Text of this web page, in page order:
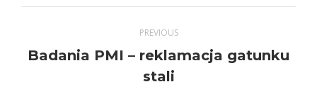
navigation
PREVIOUS
Previous
post:
Badania PMI – reklamacja gatunku
stali